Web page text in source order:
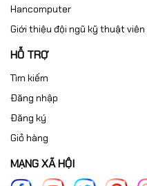
Hancomputer
Giới thiệu đội ngũ kỹ thuật
HỖ TRỢ
Tìm kiếm
Đăng nhập
Đăng ký
Giỏ hàng
MẠNG XÃ HỘI